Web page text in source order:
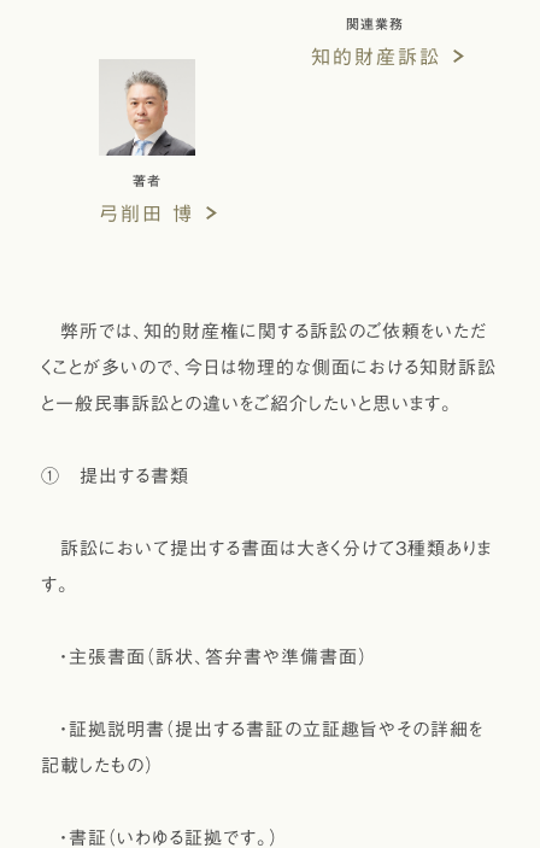
著者
弓削田 博
関連業務
知的財産訴訟
弊所では、知的財産権に関する訴訟のご依頼をいただ
くことが多いので、今日は物理的な側面における知財訴訟
と一般民事訴訟との違いをご紹介したいと思います。
① 提出する書類
訴訟において提出する書面は大きく分けて3種類ありま
す。
・主張書面（訴状、答弁書や準備書面）
・証拠説明書（提出する書証の立証趣旨やその詳細を
記載したもの）
・書証（いわゆる証拠です。）